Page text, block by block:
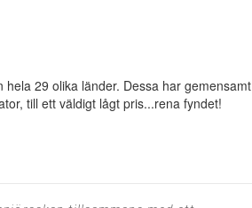
29 olika länder. Dessa har gemensamt
till ett väldigt lågt pris...rena fyndet!